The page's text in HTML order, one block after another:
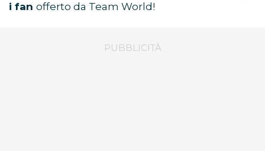
i fan offerto da Team World!